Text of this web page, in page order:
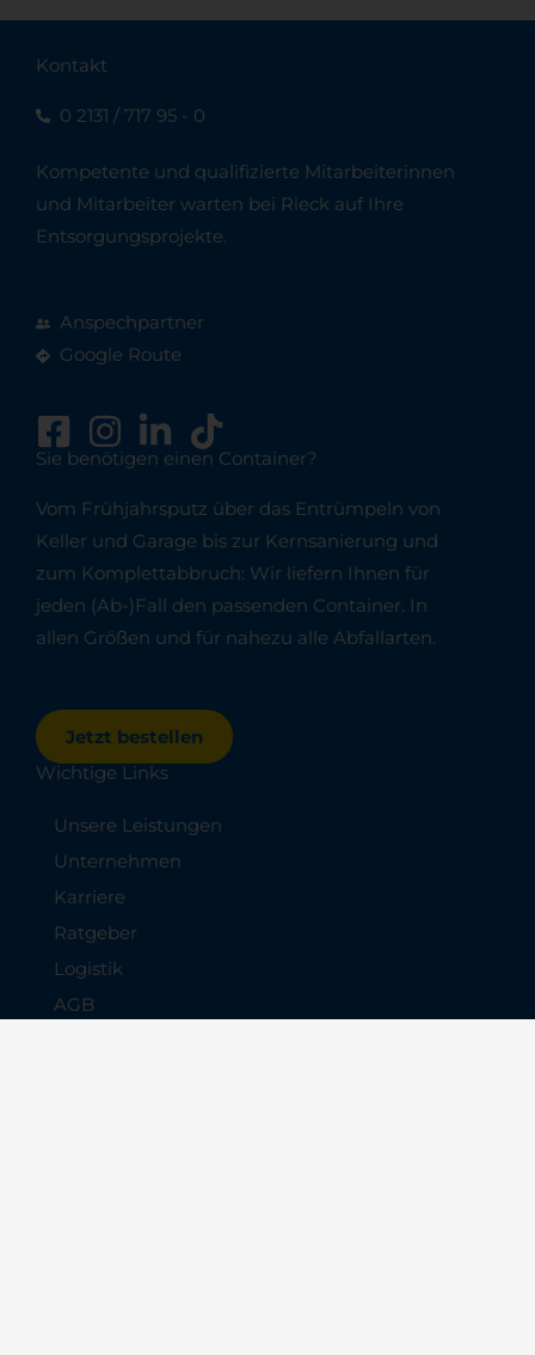
Kontakt
0 2131 / 717 95 - 0
Kompetente und qualifizierte Mitarbeiterinnen
und Mitarbeiter warten bei Rieck auf Ihre
Entsorgungsprojekte.
Anspechpartner
Google Route
Sie benötigen einen Container?
Vom Frühjahrsputz über das Entrümpeln von
Keller und Garage bis zur Kernsanierung und
zum Komplettabbruch: Wir liefern Ihnen für
jeden (Ab-)Fall den passenden Container. In
allen Größen und für nahezu alle Abfallarten.
Jetzt bestellen
Wichtige Links
Unsere Leistungen
Unternehmen
Karriere
Ratgeber
Logistik
AGB